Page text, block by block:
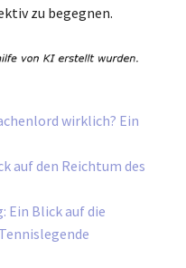
zu begegnen.
wirklich? Ein
auf den Reichtum des
Ein Blick auf die